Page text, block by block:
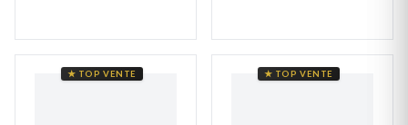
★ TOP VENTE ★ TOP VENTE